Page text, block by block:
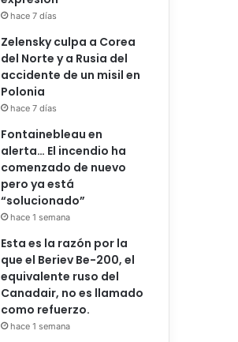
hace 7 días
Zelensky culpa a Corea
del Norte y a Rusia del
accidente de un misil en
Polonia
hace 7 días
Fontainebleau en
alerta… El incendio ha
comenzado de nuevo
pero ya está
“solucionado”
hace 1 semana
Esta es la razón por la
que el Beriev Be-200, el
equivalente ruso del
Canadair, no es llamado
como refuerzo.
hace 1 semana